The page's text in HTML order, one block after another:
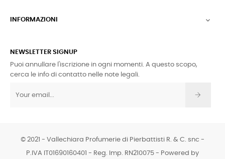
INFORMAZIONI 
NEWSLETTER SIGNUP
Puoi annullare l'iscrizione in ogni momenti. A questo scopo,
cerca le info di contatto nelle note legali.
© 2021 - Vallechiara Profumerie di Pierbattisti R. & C. snc -
P.IVA IT01690160401 - Reg. Imp. RN210075 - Powered by